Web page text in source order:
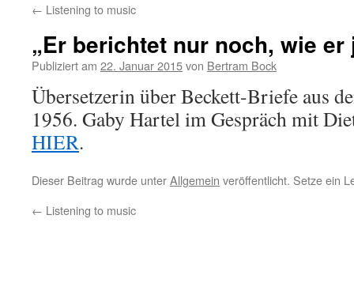
← Listening to music
„Er berichtet nur noch, wie
Publiziert am 22. Januar 2015von Bertram Bock
Übersetzerin über Beckett-Briefe aus
1956. Gaby Hartel im Gespräch mit
HIER.
Dieser Beitrag wurde unterAllgemein veröffentlicht. Setze ein
← Listening to music